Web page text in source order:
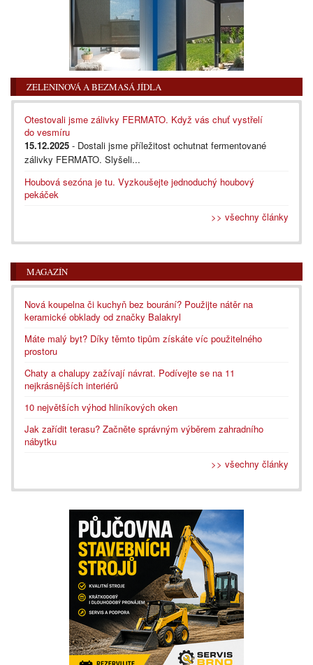
ZELENINOVÁ A BEZMASÁ JÍDLA
Otestovali jsme zálivky FERMATO. Když vás chuť vystřelí
do vesmíru
15.12.2025 - Dostali jsme příležitost ochutnat fermentované
zálivky FERMATO. Slyšeli...
Houbová sezóna je tu. Vyzkoušejte jednoduchý houbový
pekáček
>> všechny články
MAGAZÍN
Nová koupelna či kuchyň bez bourání? Použijte nátěr na
keramické obklady od značky Balakryl
Máte malý byt? Díky těmto tipům získáte víc použitelného
prostoru
Chaty a chalupy zažívají návrat. Podívejte se na 11
nejkrásnějších interiérů
10 největších výhod hliníkových oken
Jak zařídit terasu? Začněte správným výběrem zahradního
nábytku
>> všechny články